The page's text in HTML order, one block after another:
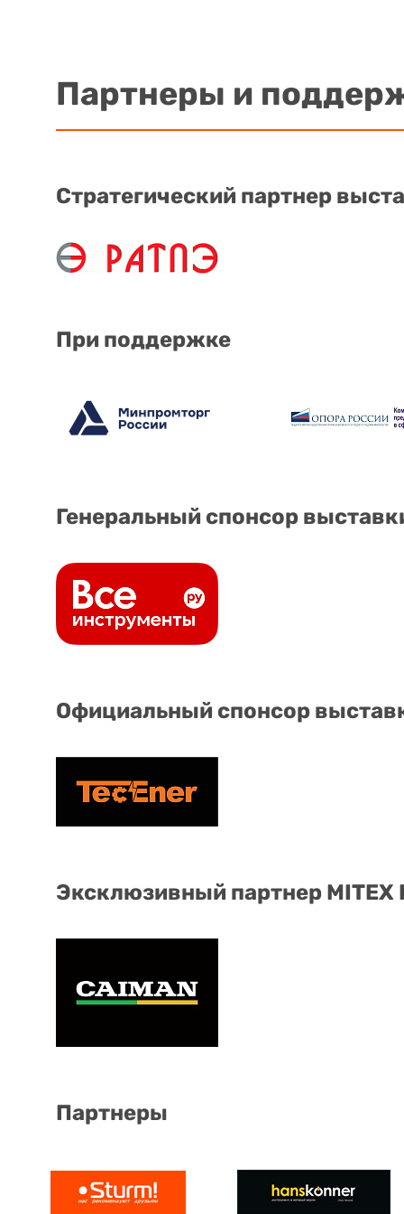
Партнеры и
Стратегический партнер
При поддержке
Генеральный спонсор
Официальный спонсор
Эксклюзивный партнер
Партнеры